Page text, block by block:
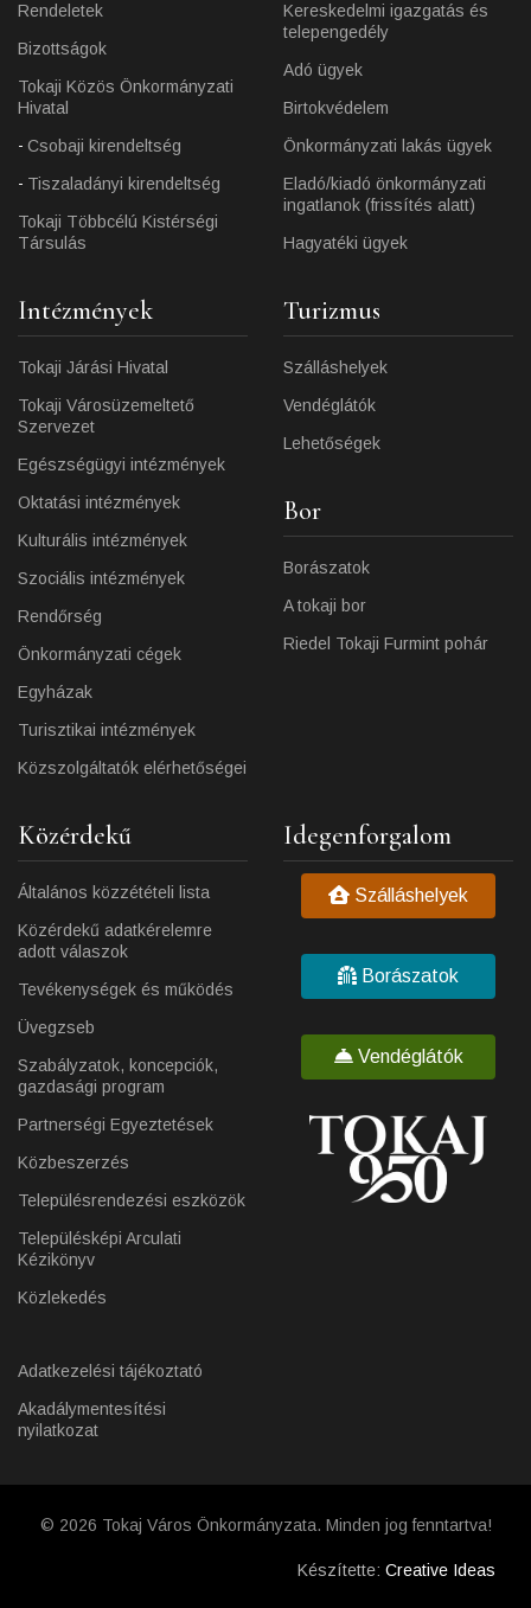
Rendeletek
Bizottságok
Tokaji Közös Önkormányzati
Hivatal
Csobaji kirendeltség
Tiszaladányi kirendeltség
Tokaji Többcélú Kistérségi
Társulás
Kereskedelmi igazgatás és
telepengedély
Adó ügyek
Birtokvédelem
Önkormányzati lakás ügyek
Eladó/kiadó önkormányzati
ingatlanok (frissítés alatt)
Hagyatéki ügyek
Intézmények
Tokaji Járási Hivatal
Tokaji Városüzemeltető
Szervezet
Egészségügyi intézmények
Oktatási intézmények
Kulturális intézmények
Szociális intézmények
Rendőrség
Önkormányzati cégek
Egyházak
Turisztikai intézmények
Közszolgáltatók elérhetőségei
Turizmus
Szálláshelyek
Vendéglátók
Lehetőségek
Bor
Borászatok
A tokaji bor
Riedel Tokaji Furmint pohár
Közérdekű
Általános közzétételi lista
Közérdekű adatkérelemre
adott válaszok
Tevékenységek és működés
Üvegzseb
Szabályzatok, koncepciók,
gazdasági program
Partnerségi Egyeztetések
Közbeszerzés
Településrendezési eszközök
Településképi Arculati
Kézikönyv
Közlekedés
Adatkezelési tájékoztató
Akadálymentesítési
nyilatkozat
Idegenforgalom
Szálláshelyek
Borászatok
Vendéglátók
© 2026 Tokaj Város Önkormányzata. Minden jog fenntartva!
Készítette: Creative Ideas